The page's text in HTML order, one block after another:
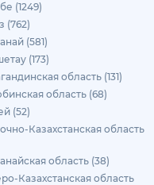
(1249)
(762)
(581)
(173)
область (131)
область (68)
(52)
Казахстанская область
область (38)
Казахстанская область